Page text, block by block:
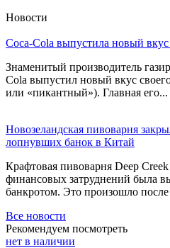
Новости
Coca-Cola выпустила новый вкус
Знаменитый производитель
Cola выпустил новый вкус
или «пикантный»). Главная его...
Новозеландская пивоварня
лопнувших банок в Китай
Крафтовая пивоварня Deep
финансовых затруднений была
банкротом. Это произошло после
Все новости
Рекомендуем посмотреть
нет в наличии